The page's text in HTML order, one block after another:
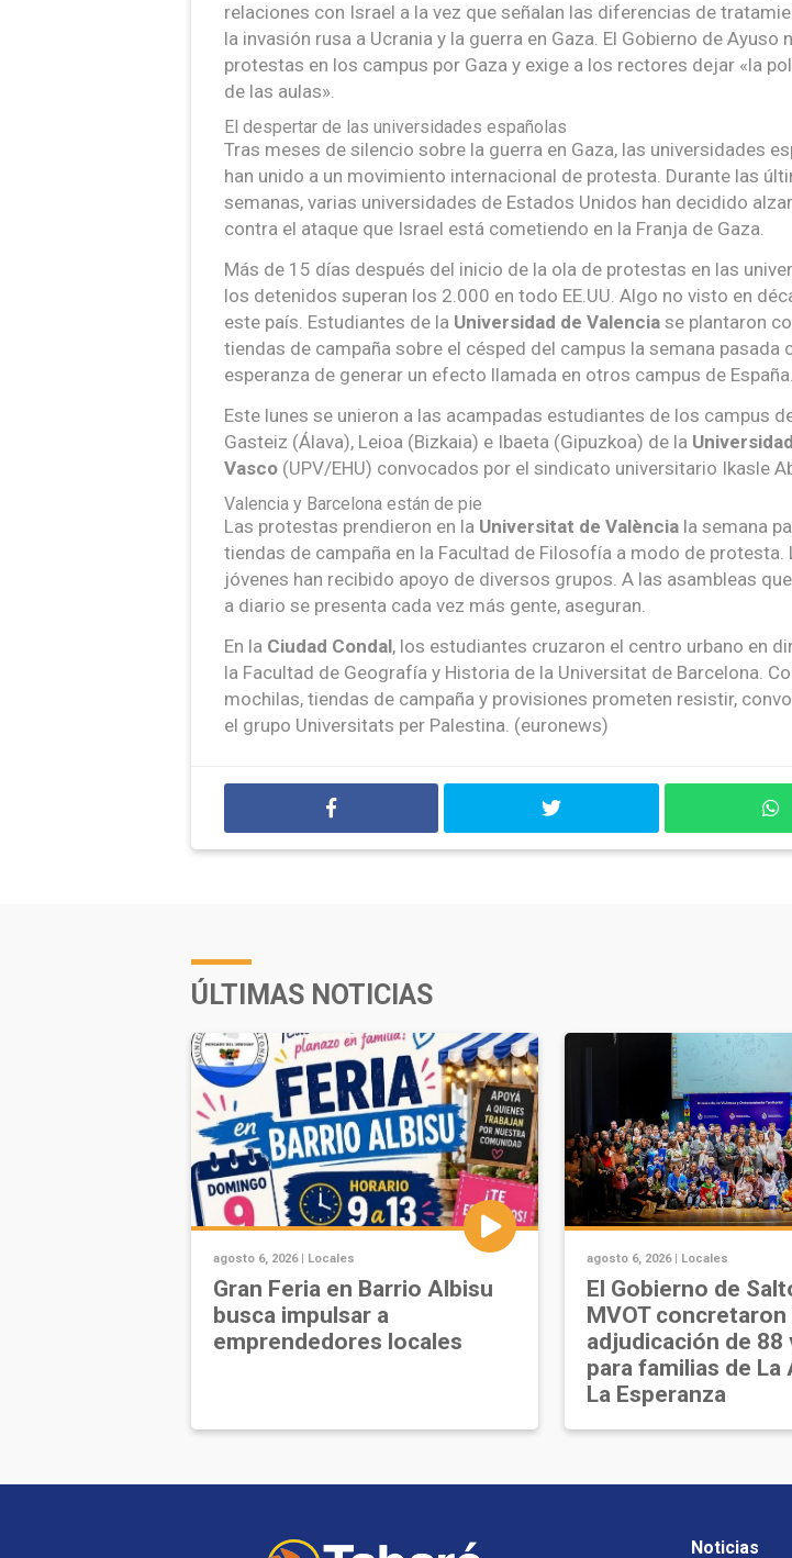
relaciones con Israel a la vez que señalan las diferencias de
la invasión rusa a Ucrania y la guerra en Gaza. El Gobierno de Ayuso
protestas en los campus por Gaza y exige a los rectores dejar «la
de las aulas».
El despertar de las universidades españolas
Tras meses de silencio sobre la guerra en Gaza, las universidades
han unido a un movimiento internacional de protesta. Durante las
semanas, varias universidades de Estados Unidos han decidido
contra el ataque que Israel está cometiendo en la Franja de Gaza.
Más de 15 días después del inicio de la ola de protestas en las
los detenidos superan los 2.000 en todo EE.UU. Algo no visto en
este país. Estudiantes de la Universidad de Valencia se plantaron
tiendas de campaña sobre el césped del campus la semana pasada
esperanza de generar un efecto llamada en otros campus de España.
Este lunes se unieron a las acampadas estudiantes de los campus
Gasteiz (Álava), Leioa (Bizkaia) e Ibaeta (Gipuzkoa) de la
Vasco (UPV/EHU) convocados por el sindicato universitario Ikasle
Valencia y Barcelona están de pie
Las protestas prendieron en la Universitat de València la semana
tiendas de campaña en la Facultad de Filosofía a modo de protesta.
jóvenes han recibido apoyo de diversos grupos. A las asambleas
a diario se presenta cada vez más gente, aseguran.
En la Ciudad Condal, los estudiantes cruzaron el centro urbano en
la Facultad de Geografía y Historia de la Universitat de Barcelona.
mochilas, tiendas de campaña y provisiones prometen resistir,
el grupo Universitats per Palestina. (euronews)
ÚLTIMAS NOTICIAS
agosto 6, 2026 | Locales
Gran Feria en Barrio Albisu
busca impulsar a
emprendedores locales
agosto 6, 2026 | Locales
El Gobierno de
MVOT concretaron
adjudicación de 88
para familias de La
La Esperanza
Noticias